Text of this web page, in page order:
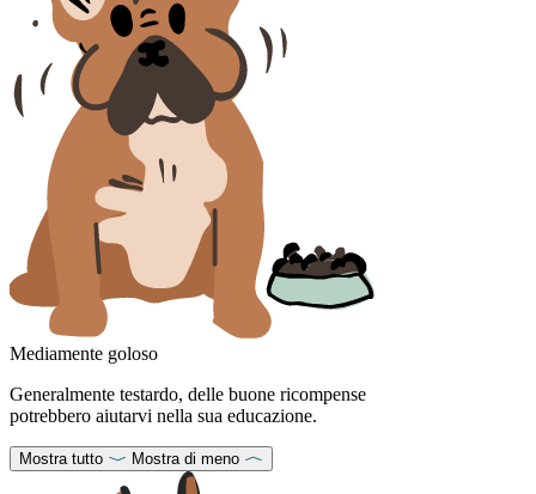
Mediamente goloso
Generalmente testardo, delle buone ricompense
potrebbero aiutarvi nella sua educazione.
Mostra tutto Mostra di meno